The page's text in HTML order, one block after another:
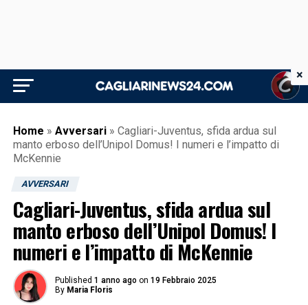
Home » Avversari » Cagliari-Juventus, sfida ardua sul
manto erboso dell’Unipol Domus! I numeri e l’impatto di
McKennie
AVVERSARI
Cagliari-Juventus, sfida ardua sul
manto erboso dell’Unipol Domus! I
numeri e l’impatto di McKennie
Published 1 anno ago on 19 Febbraio 2025
By Maria Floris
×